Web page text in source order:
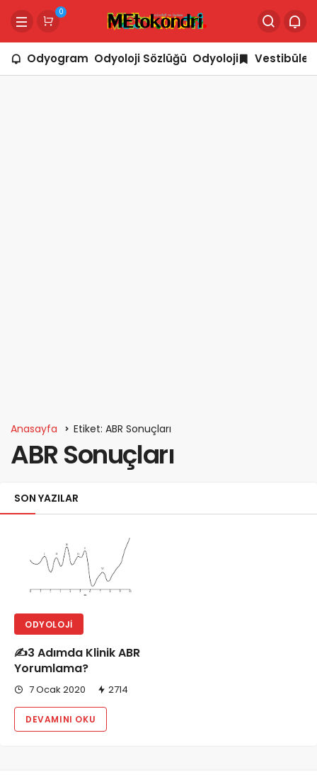
0
Odyogram Odyoloji Sözlüğü Odyoloji Vestibüler
Anasayfa Etiket: ABR Sonuçları
ABR Sonuçları
SON YAZILAR
ODYOLOJI
✍️3 Adımda Klinik ABR
Yorumlama?
7 Ocak 2020 2714
DEVAMINI OKU